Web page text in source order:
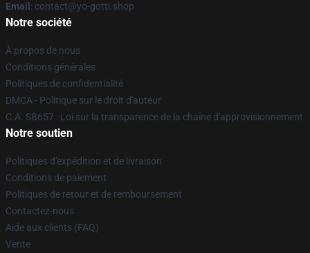
Email : contact@yo-gotti.shop
Notre société
À propos de nous
Conditions générales
Politiques de confidentialité
DMCA - Politique sur le droit d'auteur
C.A. SB657 : Loi sur la transparence de la chaîne d'approvisionnement
Notre soutien
Politiques d'expédition et de livraison
Conditions de paiement
Politiques de retour et de remboursement
Contactez-nous
Aide aux clients (FAQ)
Vente